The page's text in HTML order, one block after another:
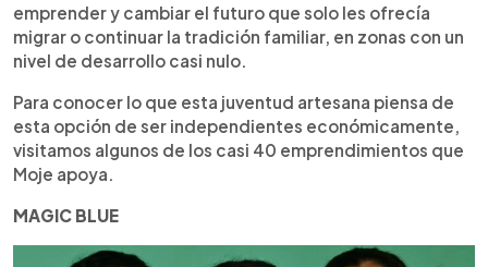
emprender y cambiar el futuro que solo les ofrecía
migrar o continuar la tradición familiar, en zonas con un
nivel de desarrollo casi nulo.
Para conocer lo que esta juventud artesana piensa de
esta opción de ser independientes económicamente,
visitamos algunos de los casi 40 emprendimientos que
Moje apoya.
MAGIC BLUE